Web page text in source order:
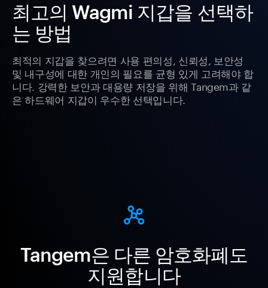
최고의 Wagmi 지갑을 선택하
는 방법
최적의 지갑을 찾으려면 사용 편의성, 신뢰성, 보안성
및 내구성에 대한 개인의 필요를 균형 있게 고려해야 합
니다. 강력한 보안과 대용량 저장을 위해 Tangem과 같
은 하드웨어 지갑이 우수한 선택입니다.
Tangem은 다른 암호화폐도
지원합니다